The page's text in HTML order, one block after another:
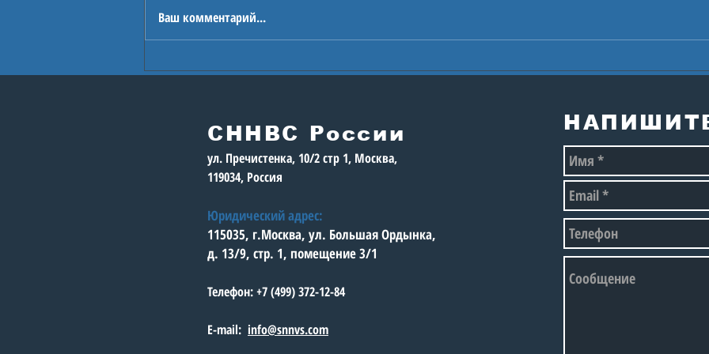
ГЕРОЕВ»: круглый
ВЕЛОЗАЕЗД «ЮНЫЕ
75-
Ваш комментарий...
СННВС России
ул. Пречистенка, 10/2 стр 1, Москва,
119034, Россия
Юридический адрес:
115035, г.Москва, ул. Большая Ордынка,
д. 13/9, стр. 1, помещение 3/1
Телефон: +7 (499) 372-12-84
E-mail: info@snnvs.com